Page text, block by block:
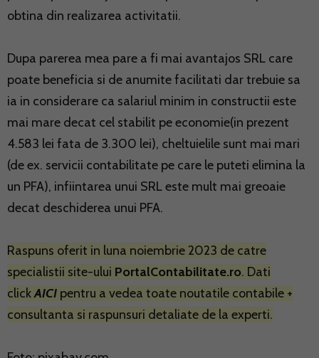
obtina din realizarea activitatii.
Dupa parerea mea pare a fi mai avantajos SRL care
poate beneficia si de anumite facilitati dar trebuie sa
ia in considerare ca salariul minim in constructii este
mai mare decat cel stabilit pe economie(in prezent
4.583 lei fata de 3.300 lei), cheltuielile sunt mai mari
(de ex. servicii contabilitate pe care le puteti elimina la
un PFA), infiintarea unui SRL este mult mai greoaie
decat deschiderea unui PFA.
Raspuns oferit in luna noiembrie 2023 de catre
specialistii site-ului PortalContabilitate.ro. Dati
clickAICI pentru a vedea toate noutatile contabile +
consultanta si raspunsuri detaliate de la experti.